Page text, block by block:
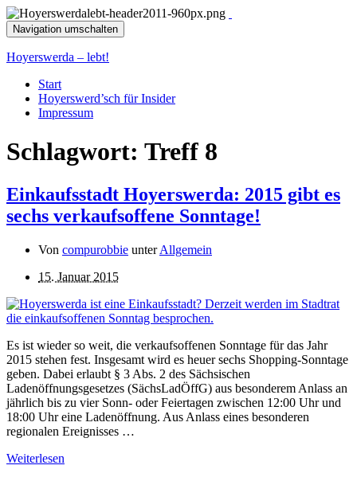
Navigation umschalten
Hoyerswerda – lebt!
Start
Hoyerswerd’sch für Insider
Impressum
Schlagwort: Treff 8
Einkaufsstadt Hoyerswerda: 2015 gibt es
sechs verkaufsoffene Sonntage!
Von compurobbie unterAllgemein
15. Januar 2015
Es ist wieder so weit, die verkaufsoffenen Sonntage für das Jahr
2015 stehen fest. Insgesamt wird es heuer sechs Shopping-Sonntage
geben. Dabei erlaubt § 3 Abs. 2 des Sächsischen
Ladenöffnungsgesetzes (SächsLadÖffG) aus besonderem Anlass an
jährlich bis zu vier Sonn- oder Feiertagen zwischen 12:00 Uhr und
18:00 Uhr eine Ladenöffnung. Aus Anlass eines besonderen
regionalen Ereignisses …
Weiterlesen